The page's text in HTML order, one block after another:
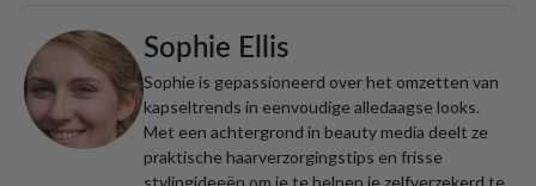
Sophie Ellis
Sophie is gepassioneerd over het omzetten van
kapseltrends in eenvoudige alledaagse looks.
Met een achtergrond in beauty media deelt ze
praktische haarverzorgingstips en frisse